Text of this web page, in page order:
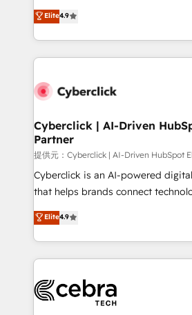
healthcare, real estate, and other
150+ HubSpot-certified experts,
solutions to complex GTM and
Our Expertise 🔹 Onboarding & Implementation:
tailored to your GTM motion. 🔹 Migrations:
from other CRMs to HubSpot
downtime. 🔹 RevOps Strategy: Align teams,
processes, and data to drive
Integrations: Connect HubSpot
for better adoption. 🔹 Custom Solutions: Build
SOC 2 Type II and ISO 27001
our commitment to data security
Elite4.9
Cyberclick | AI-Driven
Partner
提供元：Cyberclick | AI-Driven HubSpot
Cyberclick is an AI-powered
that helps brands connect
creativity to achieve measurable
Barcelona and operating across
the UK, we support global
smarter marketing, sales, and
Iberia (Spain & Portugal), we
with intelligent automation to
Elite4.9